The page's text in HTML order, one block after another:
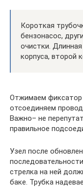
Короткая
бензонасос,
очистки.
корпуса, второй
Отжимаем фиксатор
отсоединяем
Важно– не
правильное
Узел после
стрелка на ней
баке. Трубка